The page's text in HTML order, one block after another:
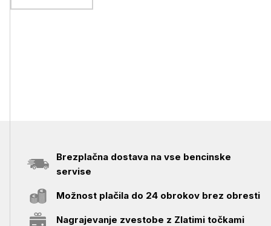
Brezplačna dostava na vse bencinske
servise
Možnost plačila do 24 obrokov brez obresti
Nagrajevanje zvestobe z Zlatimi točkami